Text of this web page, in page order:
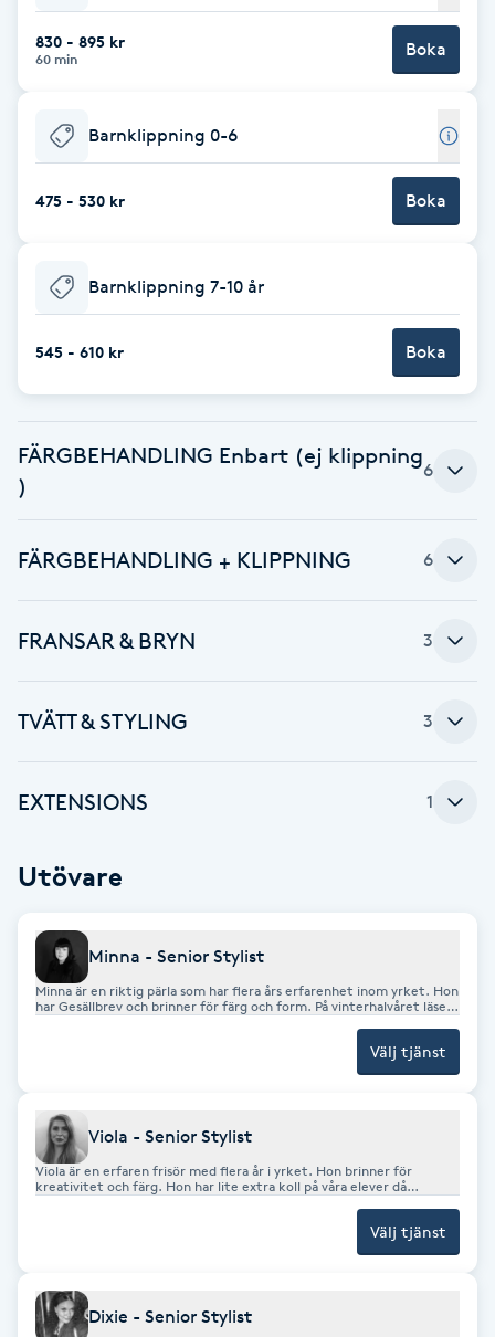
Brynplockning
Celluliter
Color correction
Cryoterapi
D
Damklippning
Dermapen
Diamantslipning
E
Enzympeeling
Extensions
F
Face framing
Faceliftmassage
Fettreducering
Fibromassage
Fotmassage
830 - 895 kr
60 min Boka
Barnklippning 0-6
475 - 530 kr Boka
Barnklippning 7-10 år
545 - 610 kr Boka
FÄRGBEHANDLING Enbart (ej klippning
)
6
FÄRGBEHANDLING + KLIPPNING 6
FRANSAR & BRYN 3
TVÄTT & STYLING 3
EXTENSIONS 1
Utövare
Minna - Senior Stylist
Minna är en riktig pärla som har flera års erfarenhet inom yrket. Hon
har Gesällbrev och brinner för färg och form. På vinterhalvåret läser
Välj tjänst
Viola - Senior Stylist
Viola är en erfaren frisör med flera år i yrket. Hon brinner för
kreativitet och färg. Hon har lite extra koll på våra elever då
Välj tjänst
Dixie - Senior Stylist